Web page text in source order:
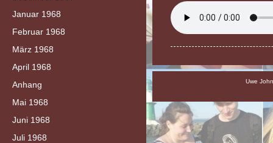
Januar 1968
Februar 1968
März 1968
April 1968
Anhang
Mai 1968
Juni 1968
Juli 1968
Uwe